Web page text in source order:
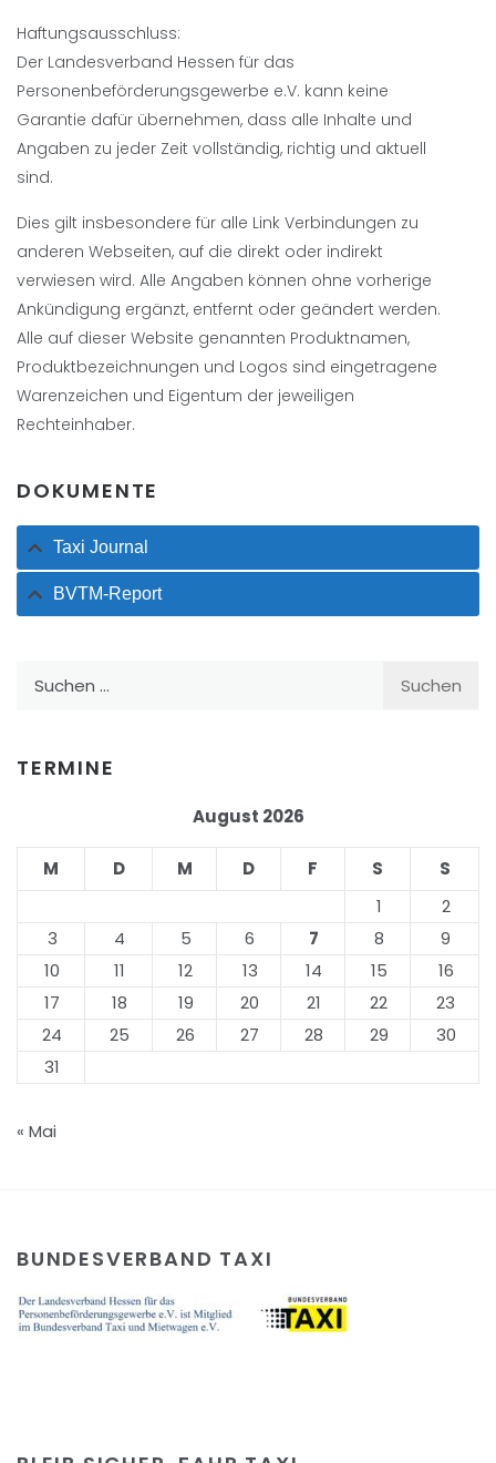
Haftungsausschluss:
Der Landesverband Hessen für das
Personenbeförderungsgewerbe e.V. kann keine
Garantie dafür übernehmen, dass alle Inhalte und
Angaben zu jeder Zeit vollständig, richtig und aktuell
sind.
Dies gilt insbesondere für alle Link Verbindungen zu
anderen Webseiten, auf die direkt oder indirekt
verwiesen wird. Alle Angaben können ohne vorherige
Ankündigung ergänzt, entfernt oder geändert werden.
Alle auf dieser Website genannten Produktnamen,
Produktbezeichnungen und Logos sind eingetragene
Warenzeichen und Eigentum der jeweiligen
Rechteinhaber.
DOKUMENTE
Taxi Journal
BVTM-Report
TERMINE
August 2026
M D M D F S
S
1
2
3
4 5 6 7 8
9
10
11 12 13 14 15
16
17
18 19 20 21 22
23
24
25 26 27 28 29
30
31
« Mai
BUNDESVERBAND TAXI